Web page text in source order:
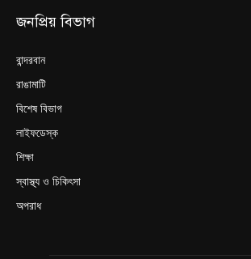
জনপ্রিয় বিভাগ
বান্দরবান
রাঙামাটি
বিশেষ বিভাগ
লাইফডেস্ক
শিক্ষা
স্বাস্থ্য ও চিকিৎসা
অপরাধ